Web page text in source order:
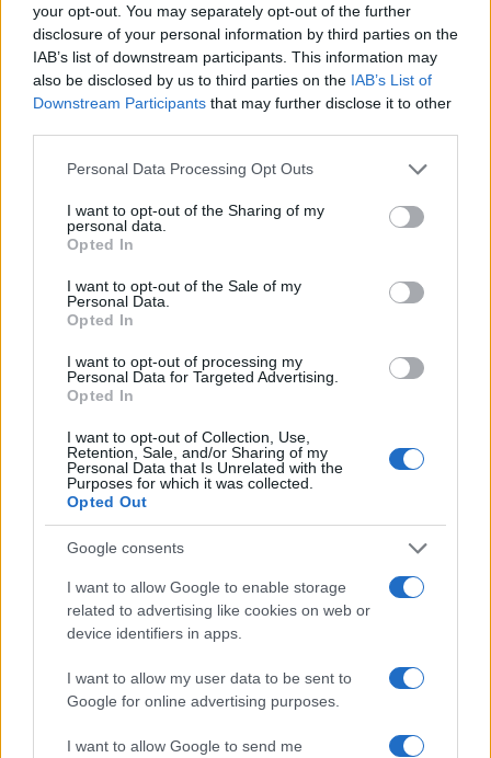
your opt-out. You may separately opt-out of the further
disclosure of your personal information by third parties on the
IAB’s list of downstream participants. This information may
also be disclosed by us to third parties on the IAB’s List of
Downstream Participants that may further disclose it to other
Please note that this website/app uses one or more Google
not limited to your visit or usage behaviour. You may click to
grant or deny consent to Google and its third-party tags to
use your data for below specified purposes in below Google
consent section.
Personal Data Processing Opt Outs
I want to opt-out of the Sharing of my
personal data.
Opted In
I want to opt-out of the Sale of my
Personal Data.
Opted In
I want to opt-out of processing my
Personal Data for Targeted Advertising.
Opted In
I want to opt-out of Collection, Use,
Retention, Sale, and/or Sharing of my
Personal Data that Is Unrelated with the
Purposes for which it was collected.
Opted Out
Google consents
I want to allow Google to enable storage
related to advertising like cookies on web or
device identifiers in apps.
I want to allow my user data to be sent to
Google for online advertising purposes.
I want to allow Google to send me
ESG NEWS